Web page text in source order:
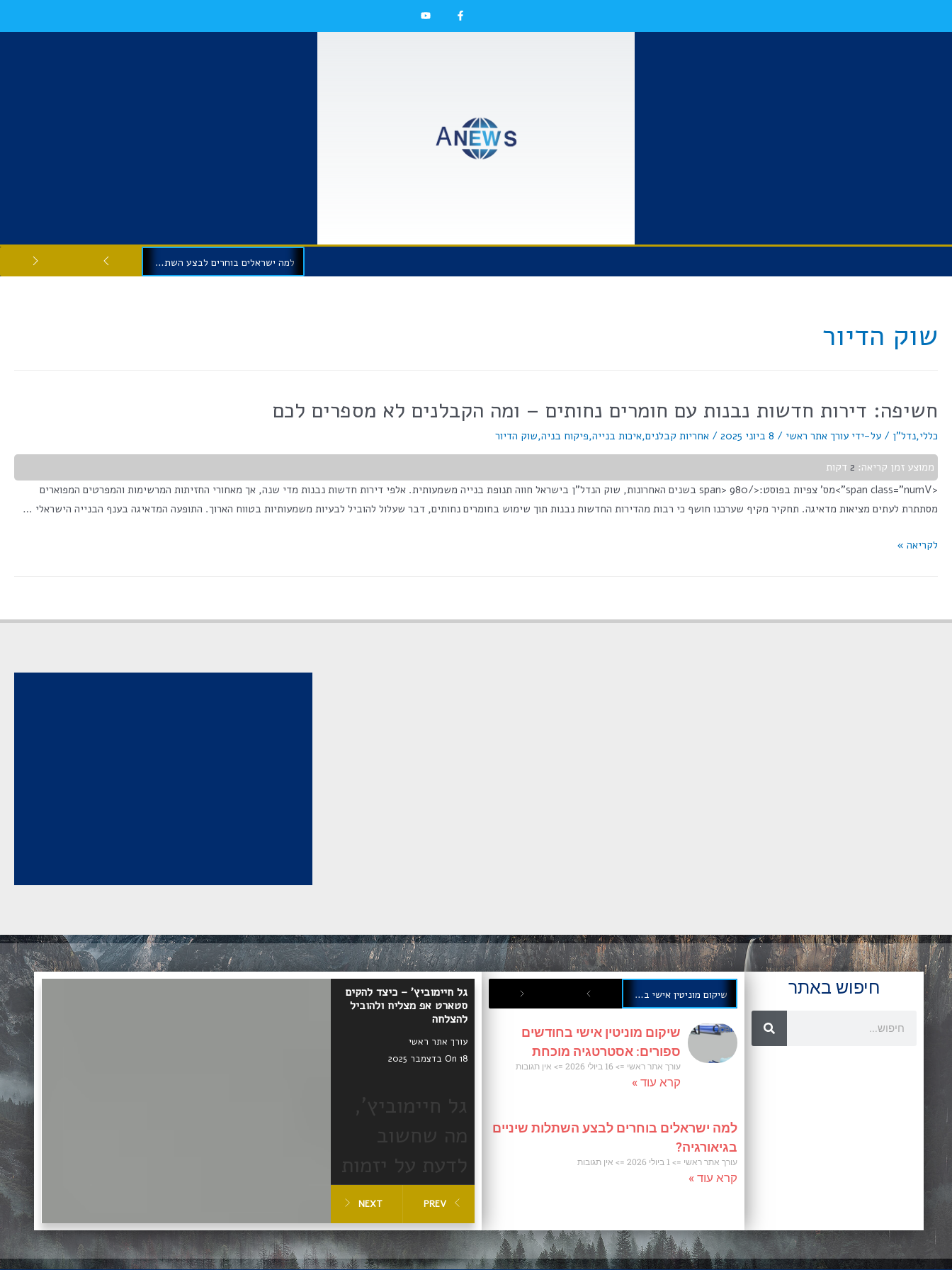
למה ישראלים בוחרים לבצע השתלות שיניים בגיאורגיה?
שוק הדיור
חשיפה: דירות חדשות נבנות עם חומרים נחותים – ומה הקבלנים לא מספרים לכם
כללי,נדל"ן / על-ידי עורך אתר ראשי / 8 ביוני 2025 / אחריות קבלנים,איכות בנייה,פיקוח בניה,שוק הדיור
ממוצע זמן קריאה: 2 דקות
<span class="numV">מס' צפיות בפוסט:</span> 980 בשנים האחרונות, שוק הנדל"ן בישראל חווה תנופת בנייה משמעותית. אלפי דירות חדשות נבנות מדי שנה, אך מאחורי החזיתות המרשימות והמפרטים המפוארים
מסתתרת לעתים מציאות מדאיגה. תחקיר מקיף שערכנו חושף כי רבות מהדירות החדשות נבנות תוך שימוש בחומרים נחותים, דבר שעלול להוביל לבעיות משמעותיות בטווח הארוך. התופעה המדאיגה בענף הבנייה הישראלי …
לקריאה »
חיפוש באתר שיקום מוניטין אישי בחודשים ספורים: אסטרטגיה מוכחת
שיקום מוניטין אישי בחודשים
ספורים: אסטרטגיה מוכחת
עורך אתר ראשי 16 ביולי 2026 אין תגובות
קרא עוד »
למה ישראלים בוחרים לבצע השתלות שיניים
בגיאורגיה?
עורך אתר ראשי 1 ביולי 2026 אין תגובות
קרא עוד »
גל חיימוביץ' – כיצד להקים
סטארט אפ מצליח ולהוביל
להצלחה
עורך אתר ראשי
On 18 בדצמבר 2025
גל חיימוביץ',
מה שחשוב
לדעת על יזמות
וסטארטאפים
מצליחים
הקמת סטארט אפ מצליח
דורשת זיהוי צורך אמיתי
PREV
NEXT